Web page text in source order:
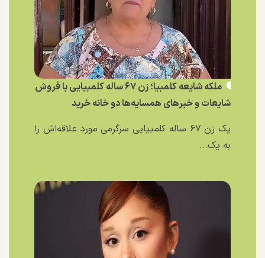
ملکه شایعه کلمبیا؛ زن ۶۷ ساله کلمبیایی با فروش
شایعات و خبر‌های همسایه‌ها دو خانه خرید
یک زن ۶۷ ساله کلمبیایی سرگرمی مورد علاقه‌اش را
به یک...